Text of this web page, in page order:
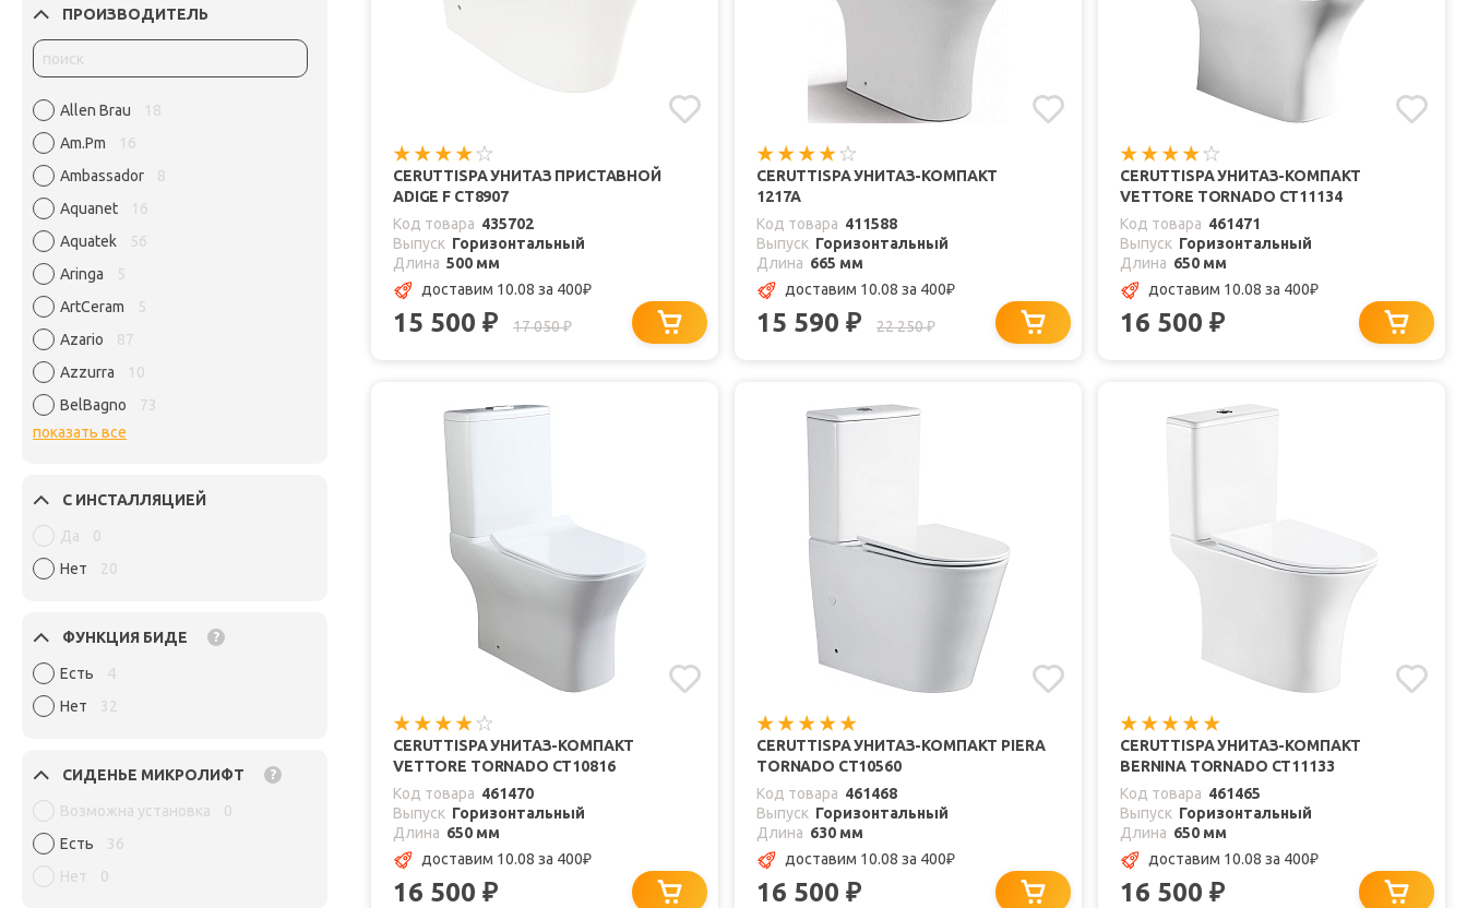
ПРОИЗВОДИТЕЛЬ
Allen Brau
18
Am.Pm
16
Ambassador
8
Aquanet
16
Aquatek
56
Aringa
5
ArtCeram
5
Azario
87
Azzurra
10
BelBagno
73
показать все
С ИНСТАЛЛЯЦИЕЙ
Да
0
Нет
20
ФУНКЦИЯ БИДЕ ?
Есть
4
Нет
32
СИДЕНЬЕ МИКРОЛИФТ ?
Возможна установка
0
Есть
36
Нет
0
CERUTTISPA УНИТАЗ ПРИСТАВНОЙ
ADIGE F CT8907
Код товара 435702
Выпуск Горизонтальный
Длина 500 мм
доставим 10.08 за 400₽
15 500 ₽ 17 050₽
CERUTTISPA УНИТАЗ-КОМПАКТ
1217A
Код товара 411588
Выпуск Горизонтальный
Длина 665 мм
доставим 10.08 за 400₽
15 590 ₽ 22 250₽
CERUTTISPA УНИТАЗ-КОМПАКТ
VETTORE TORNADO CT11134
Код товара 461471
Выпуск Горизонтальный
Длина 650 мм
доставим 10.08 за 400₽
16 500 ₽
CERUTTISPA УНИТАЗ-КОМПАКТ
VETTORE TORNADO CT10816
Код товара 461470
Выпуск Горизонтальный
Длина 650 мм
доставим 10.08 за 400₽
16 500 ₽
CERUTTISPA УНИТАЗ-КОМПАКТ PIERA
TORNADO CT10560
Код товара 461468
Выпуск Горизонтальный
Длина 630 мм
доставим 10.08 за 400₽
16 500 ₽
CERUTTISPA УНИТАЗ-КОМПАКТ
BERNINA TORNADO CT11133
Код товара 461465
Выпуск Горизонтальный
Длина 650 мм
доставим 10.08 за 400₽
16 500 ₽